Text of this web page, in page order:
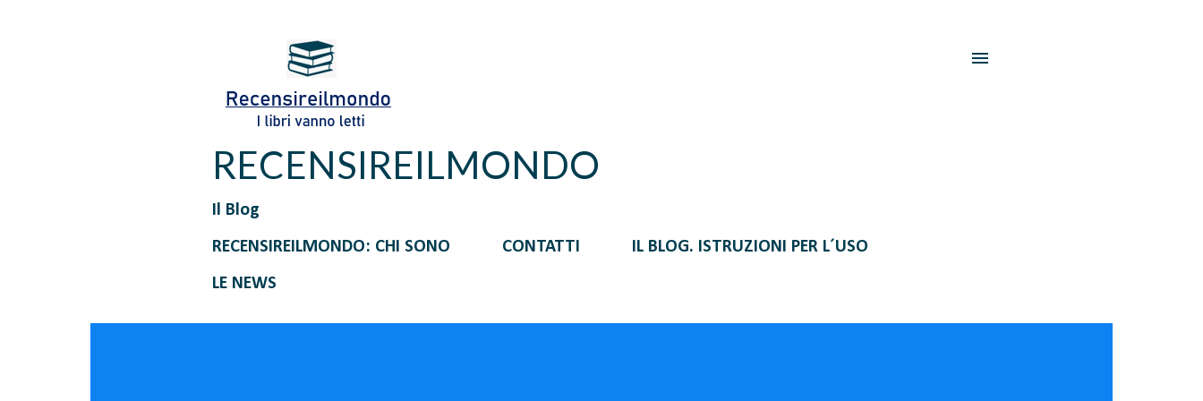
RECENSIREILMONDO
Il Blog
RECENSIREILMONDO: CHI SONO CONTATTI IL BLOG. ISTRUZIONI PER L´USO
LE NEWS